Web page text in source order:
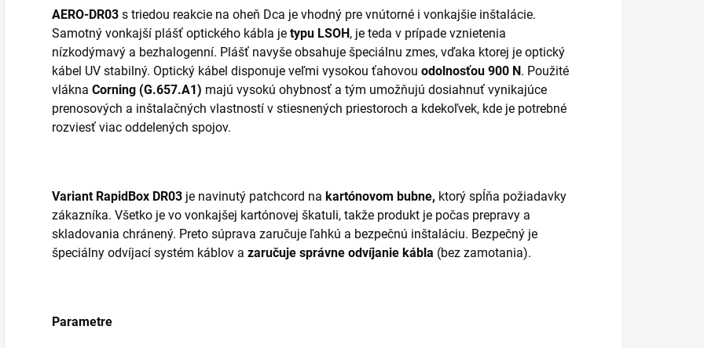
AERO-DR03 s triedou reakcie na oheň Dca je vhodný pre vnútorné i vonkajšie inštalácie.
Samotný vonkajší plášť optického kábla je typu LSOH, je teda v prípade vznietenia
nízkodýmavý a bezhalogenní. Plášť navyše obsahuje špeciálnu zmes, vďaka ktorej je optický
kábel UV stabilný. Optický kábel disponuje veľmi vysokou ťahovou odolnosťou 900 N. Použité
vlákna Corning (G.657.A1) majú vysokú ohybnosť a tým umožňujú dosiahnuť vynikajúce
prenosových a inštalačných vlastností v stiesnených priestoroch a kdekoľvek, kde je potrebné
rozviesť viac oddelených spojov.
Variant RapidBox DR03 je navinutý patchcord na kartónovom bubne, ktorý spĺňa požiadavky
zákazníka. Všetko je vo vonkajšej kartónovej škatuli, takže produkt je počas prepravy a
skladovania chránený. Preto súprava zaručuje ľahkú a bezpečnú inštaláciu. Bezpečný je
špeciálny odvíjací systém káblov a zaručuje správne odvíjanie kábla (bez zamotania).
Parametre